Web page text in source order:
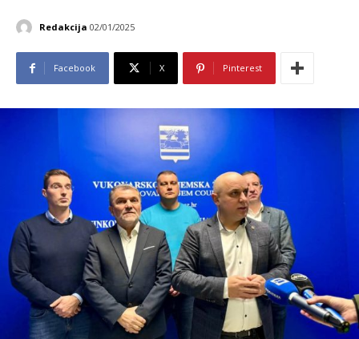
Redakcija 02/01/2025
Facebook X Pinterest